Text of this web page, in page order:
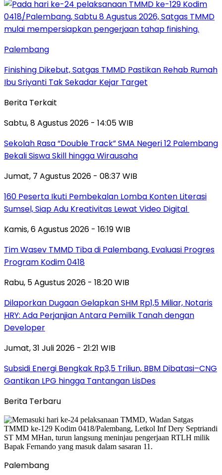
Palembang
Finishing Dikebut, Satgas TMMD Pastikan Rehab Rumah
Ibu Sriyanti Tak Sekadar Kejar Target
Berita Terkait
Sabtu, 8 Agustus 2026 - 14:05 WIB
Sekolah Rasa “Double Track” SMA Negeri 12 Palembang
Bekali Siswa Skill hingga Wirausaha
Jumat, 7 Agustus 2026 - 08:37 WIB
160 Peserta Ikuti Pembekalan Lomba Konten Literasi
Sumsel, Siap Adu Kreativitas Lewat Video Digital ‎
Kamis, 6 Agustus 2026 - 16:19 WIB
Tim Wasev TMMD Tiba di Palembang, Evaluasi Progres
Program Kodim 0418
Rabu, 5 Agustus 2026 - 18:20 WIB
Dilaporkan Dugaan Gelapkan SHM Rp1,5 Miliar, Notaris
HRY: Ada Perjanjian Antara Pemilik Tanah dengan
Developer
Jumat, 31 Juli 2026 - 21:21 WIB
Subsidi Energi Bengkak Rp3,5 Triliun, BBM Dibatasi–CNG
Gantikan LPG hingga Tantangan LisDes
Berita Terbaru
Palembang